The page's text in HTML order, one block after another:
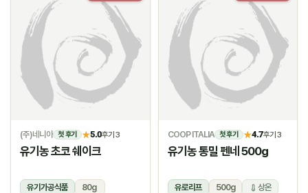
(주)네니아 첫 후기 ★5.0후기 3
유기농 초코 쉐이크
유기가공식품
80g
COOP ITALIA 첫 후기 ★4.7후기 3
유기농 통밀 펜네 500g
유로리프 500g 상온